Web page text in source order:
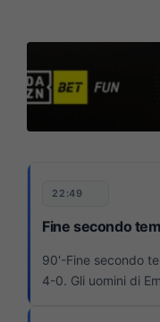
22:49
Fine secondo
90'-Fine secondo
4-0. Gli uomini di